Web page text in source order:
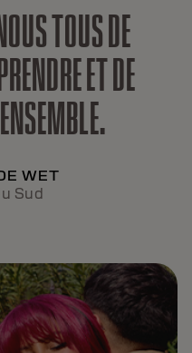
TOUS DE
ET DE
WET
Sud